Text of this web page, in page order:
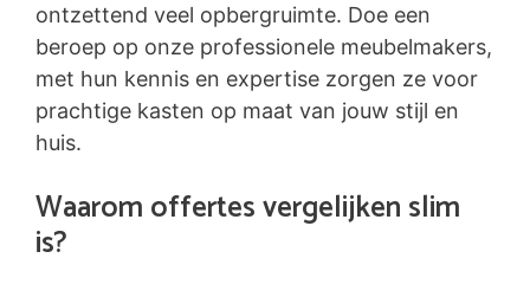
ontzettend veel opbergruimte. Doe een
beroep op onze professionele meubelmakers,
met hun kennis en expertise zorgen ze voor
prachtige kasten op maat van jouw stijl en
huis.
Waarom offertes vergelijken slim
is?